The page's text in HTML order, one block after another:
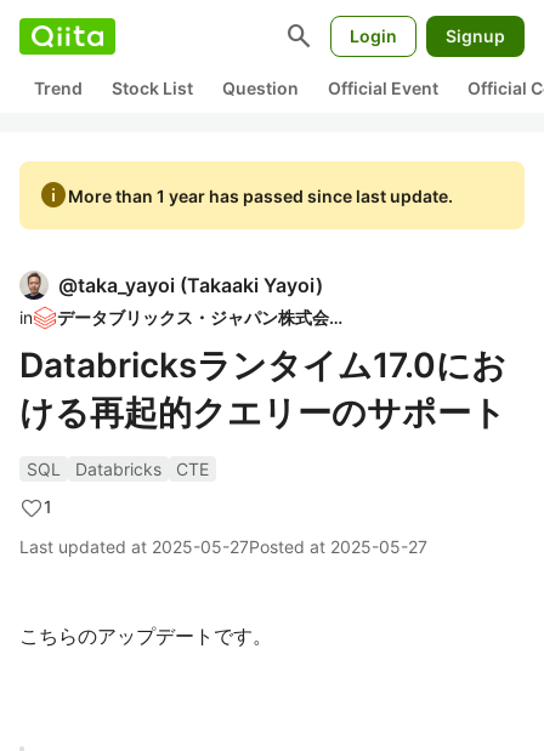
search Login Signup
Trend Stock List Question Official Event Official
infoMore than 1 year has passed since last update.
@taka_yayoi (Takaaki Yayoi)
in データブリックス・ジャパン株式会社
Databricksランタイム17.0にお
ける再起的クエリーのサポート
SQL Databricks
CTE
1
Last updated at 2025-05-27Posted at 2025-05-27
こちらのアップデートです。